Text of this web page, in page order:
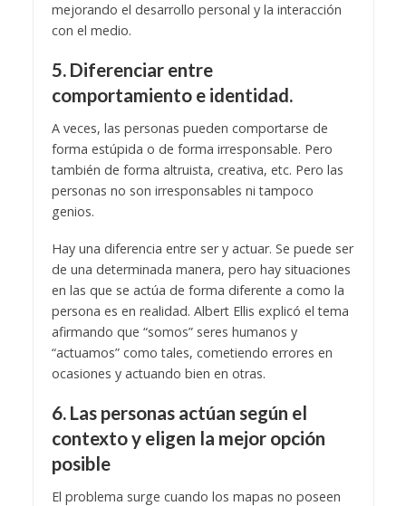
mejorando el desarrollo personal y la interacción
con el medio.
5. Diferenciar entre
comportamiento e identidad.
A veces, las personas pueden comportarse de
forma estúpida o de forma irresponsable. Pero
también de forma altruista, creativa, etc. Pero las
personas no son irresponsables ni tampoco
genios.
Hay una diferencia entre ser y actuar. Se puede ser
de una determinada manera, pero hay situaciones
en las que se actúa de forma diferente a como la
persona es en realidad. Albert Ellis explicó el tema
afirmando que “somos” seres humanos y
“actuamos” como tales, cometiendo errores en
ocasiones y actuando bien en otras.
6. Las personas actúan según el
contexto y eligen la mejor opción
posible
El problema surge cuando los mapas no poseen